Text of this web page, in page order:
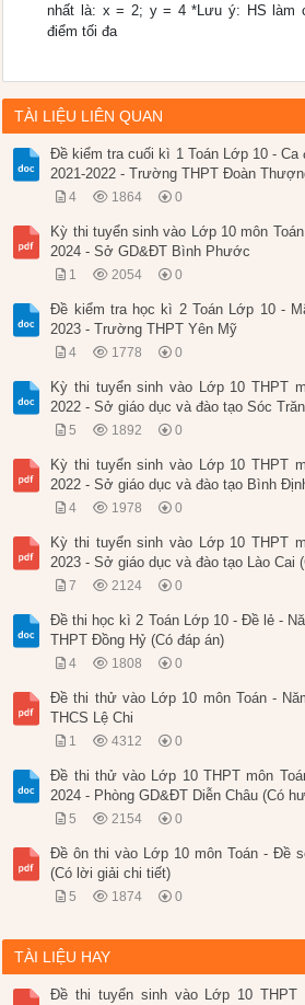
nhất là: x = 2; y = 4 *Lưu ý: HS làm
điểm tối đa
TÀI LIỆU LIÊN QUAN
Đề kiểm tra cuối kì 1 Toán Lớp 10 - Ca
2021-2022 - Trường THPT Đoàn
4 1864 0
Kỳ thi tuyển sinh vào Lớp 10 môn
2024 - Sở GD&ĐT Bình Phước
1 2054 0
Đề kiểm tra học kì 2 Toán Lớp 10 -
2023 - Trường THPT Yên Mỹ
4 1778 0
Kỳ thi tuyển sinh vào Lớp 10 THPT
2022 - Sở giáo dục và đào tạo Sóc
5 1892 0
Kỳ thi tuyển sinh vào Lớp 10 THPT
2022 - Sở giáo dục và đào tạo Bình
4 1978 0
Kỳ thi tuyển sinh vào Lớp 10 THPT
2023 - Sở giáo dục và đào tạo Lào Cai
7 2124 0
Đề thi học kì 2 Toán Lớp 10 - Đề lẻ -
THPT Đồng Hỷ (Có đáp án)
4 1808 0
Đề thi thử vào Lớp 10 môn Toán -
THCS Lệ Chi
1 4312 0
Đề thi thử vào Lớp 10 THPT môn
2024 - Phòng GD&ĐT Diễn Châu (Có
5 2154 0
Đề ôn thi vào Lớp 10 môn Toán - Đề
(Có lời giải chi tiết)
5 1874 0
TÀI LIỆU HAY
Đề thi tuyển sinh vào Lớp 10 THPT